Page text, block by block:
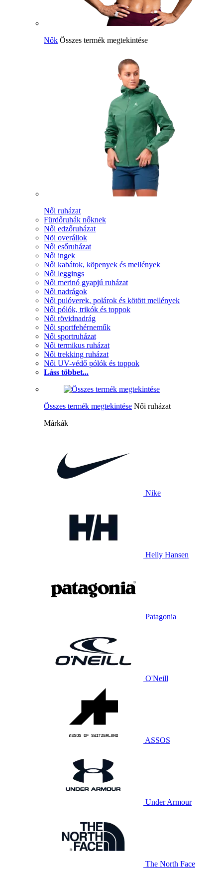
Nők Összes termék megtekintése
Női ruházat
Fürdőruhák nőknek
Női edzőruházat
Nöi overállok
Női esőruházat
Női ingek
Női kabátok, köpenyek és mellények
Női leggings
Női merinó gyapjú ruházat
Női nadrágok
Női pulóverek, polárok és kötött mellények
Női pólók, trikók és toppok
Női rövidnadrág
Női sportfehérneműk
Női sportruházat
Női termikus ruházat
Női trekking ruházat
Női UV-védő pólók és toppok
Láss többet...
Összes termék megtekintése Női ruházat
Márkák
Nike
Helly Hansen
Patagonia
O'Neill
ASSOS
Under Armour
The North Face